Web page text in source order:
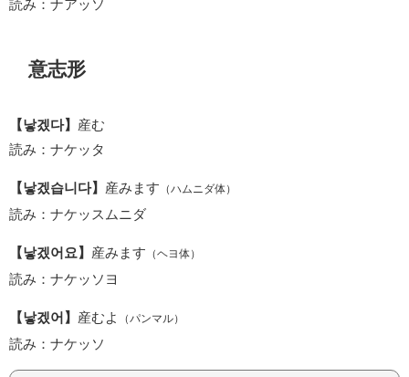
読み：ナアッソ
意志形
【낳겠다】 産む
読み：ナケッタ
【낳겠습니다】 産みます （ハムニダ体）
読み：ナケッスムニダ
【낳겠어요】 産みます （ヘヨ体）
読み：ナケッソヨ
【낳겠어】 産むよ （パンマル）
読み：ナケッソ